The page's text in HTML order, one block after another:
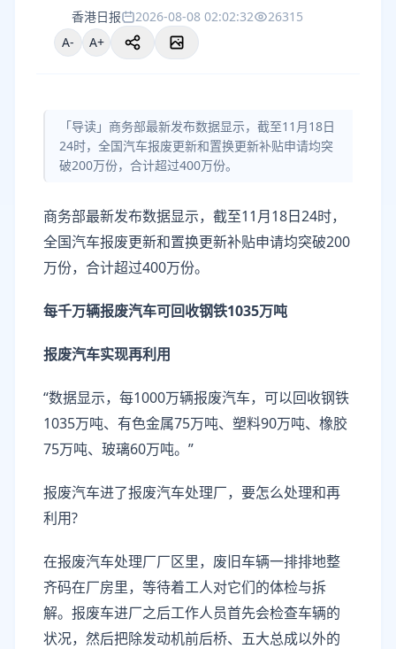
香港日报 2026-08-08 02:02:32
26315
A-
A+
「导读」商务部最新发布数据显示，截至11月18日
24时，全国汽车报废更新和置换更新补贴申请均突
破200万份，合计超过400万份。
商务部最新发布数据显示，截至11月18日24时，
全国汽车报废更新和置换更新补贴申请均突破200
万份，合计超过400万份。
每千万辆报废汽车可回收钢铁1035万吨
报废汽车实现再利用
“数据显示，每1000万辆报废汽车，可以回收钢铁
1035万吨、有色金属75万吨、塑料90万吨、橡胶
75万吨、玻璃60万吨。”
报废汽车进了报废汽车处理厂，要怎么处理和再
利用?
在报废汽车处理厂厂区里，废旧车辆一排排地整
齐码在厂房里，等待着工人对它们的体检与拆
解。报废车进厂之后工作人员首先会检查车辆的
状况，然后把除发动机前后桥、五大总成以外的